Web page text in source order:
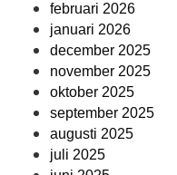
februari 2026
januari 2026
december 2025
november 2025
oktober 2025
september 2025
augusti 2025
juli 2025